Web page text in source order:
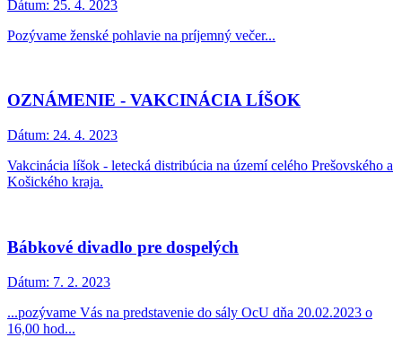
Dátum: 25. 4. 2023
Pozývame ženské pohlavie na príjemný večer...
OZNÁMENIE - VAKCINÁCIA LÍŠOK
Dátum: 24. 4. 2023
Vakcinácia líšok - letecká distribúcia na území celého Prešovského a
Košického kraja.
Bábkové divadlo pre dospelých
Dátum: 7. 2. 2023
...pozývame Vás na predstavenie do sály OcU dňa 20.02.2023 o
16,00 hod...